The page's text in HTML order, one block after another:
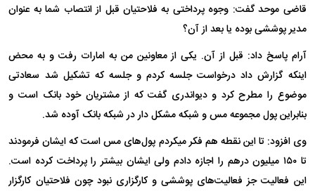
قاضی موحد گفت: وجوه پرداختی به فلاحتیان قبل از انتصاب شما به عنوان
مدیر پوششی بوده یا بعد از آن؟
آرام پاسخ داد: قبل از آن. یکی از معاونین من به امارات رفت و به محض
اینکه گزارش داد درخواست جلسه کردم و جلسه که تشکیل شد سعادتی
موضوع را مطرح کرد و دیواندری گفت که از مشتریان خود بانک است و
بنابراین پول مجموعه مس و شبکه مشکل دار در شبکه بانک آوده شد.
وی افزود: تا این نقطه هم فکر میکردم پول‌های مس است که ایشان فرمودند
تا ۱۵۰ میلیون درهم را اجازه دادم ولی ایشان بیشتر را پرداخت کرده است.
این فعالیت جز فعالیت‌های پوششی و کارگزاری نبود چون فلاحتیان کارگزار